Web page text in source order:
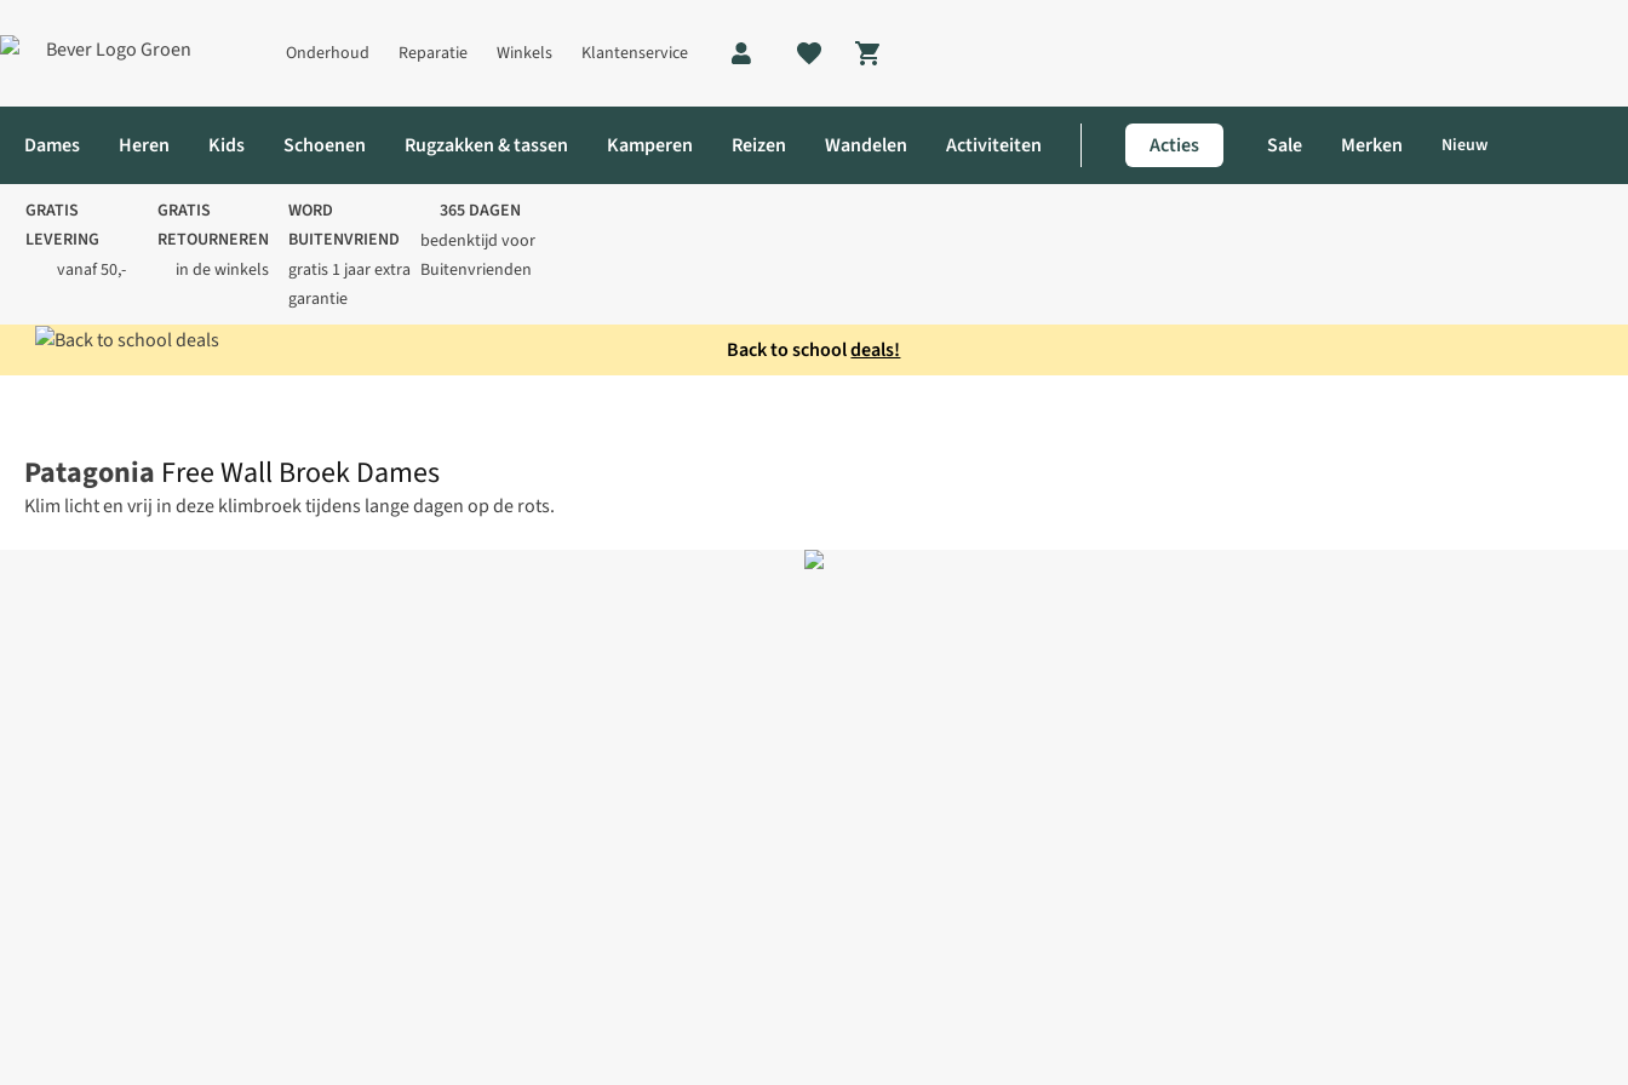
Onderhoud Reparatie Winkels Klantenservice
Shopping cart
Dames Heren Kids Schoenen Rugzakken & tassen Kamperen Reizen Wandelen Activiteiten Acties Sale Merken Nieuw
GRATIS
LEVERING
vanaf 50,-
GRATIS
RETOURNEREN
in de winkels
WORD
BUITENVRIEND
gratis 1 jaar extra
garantie
365 DAGEN
bedenktijd voor
Buitenvrienden
Back to schooldeals!
Patagonia Free Wall Broek Dames
Klim licht en vrij in deze klimbroek tijdens lange dagen op de rots.